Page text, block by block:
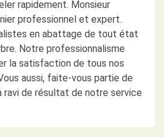
rapidement. Monsieur
professionnel et expert.
en abattage de tout état
Notre professionnalisme
la satisfaction de tous nos
aussi, faite-vous partie de
ravi de résultat de notre service